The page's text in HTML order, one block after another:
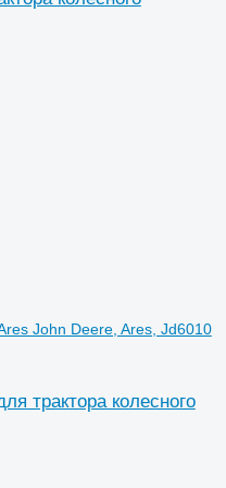
John Deere, Ares, Jd6010
трактора колесного